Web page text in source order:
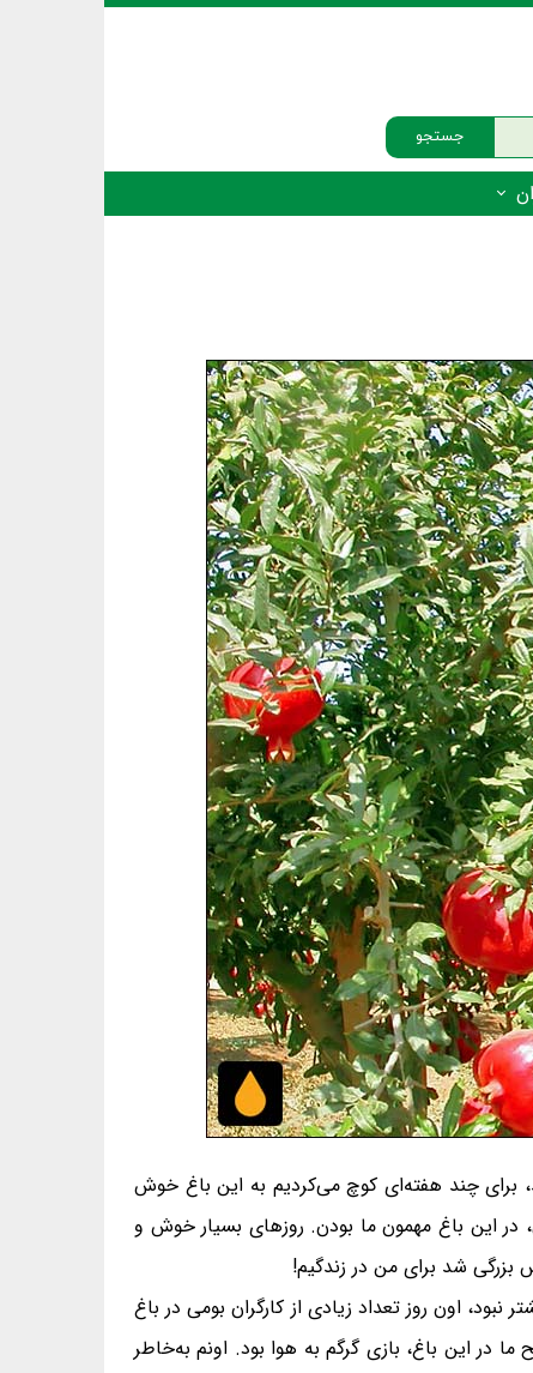
جستجو
- دوزیستان
- ماهیان
- فهرست‌ها
برای چند هفته‌ای کوچ می‌کردیم به این باغ خوش
در این باغ مهمون ما بودن. روزهای بسیار خوش و
بزرگی شد برای من در زندگیم!
شهریور بود، همه‌ی فامیل اونجا جمع بودن چون که وقت جمع کردن انارها رسیده بود. ۸-۹ سالم بیشتر نبود، اون روز تعداد زیادی از کارگران بومی در باغ
این باغ، بازی گرگم به هوا بود. اونم به‌خاطر